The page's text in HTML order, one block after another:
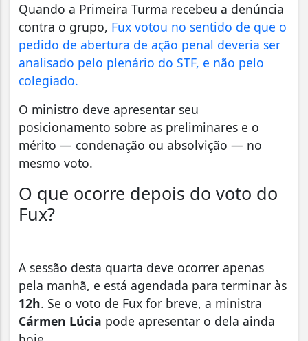
Quando a Primeira Turma recebeu a denúncia
contra o grupo, Fux votou no sentido de que o
pedido de abertura de ação penal deveria ser
analisado pelo plenário do STF, e não pelo
colegiado.
O ministro deve apresentar seu
posicionamento sobre as preliminares e o
mérito — condenação ou absolvição — no
mesmo voto.
O que ocorre depois do voto do
Fux?
A sessão desta quarta deve ocorrer apenas
pela manhã, e está agendada para terminar às
12h. Se o voto de Fux for breve, a ministra
Cármen Lúcia pode apresentar o dela ainda